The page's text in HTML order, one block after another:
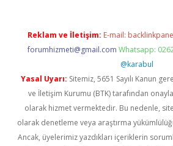
Reklam ve İletişim: E-mail:
forumhizmeti@gmail.com Whatsapp:
@karabul
Yasal Uyarı: Sitemiz, 5651 Sayılı Kanun
ve İletişim Kurumu (BTK) tarafından
olarak hizmet vermektedir. Bu nedenle,
olarak denetleme veya araştırma
Ancak, üyelerimiz yazdıkları içeriklerin